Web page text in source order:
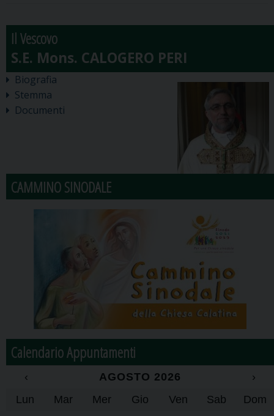
Il Vescovo
Biografia
Stemma
Documenti
CAMMINO SINODALE
Calendario Appuntamenti
‹ AGOSTO 2026
›
Lun
Mar Mer Gio Ven Sab Dom